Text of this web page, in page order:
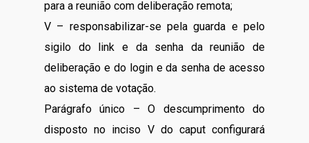
para a reunião com deliberação remota;
V – responsabilizar-se pela guarda e pelo
sigilo do link e da senha da reunião de
deliberação e do login e da senha de acesso
ao sistema de votação.
Parágrafo único – O descumprimento do
disposto no inciso V do caput configurará